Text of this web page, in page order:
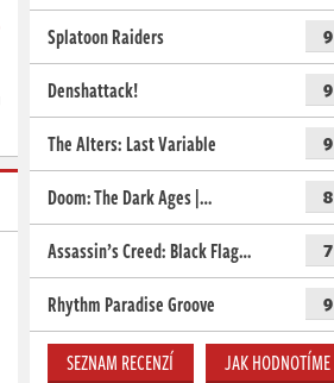
Splatoon Raiders 9
Denshattack! 9
The Alters: Last Variable 9
Doom: The Dark Ages |… 8
Assassin’s Creed: Black Flag… 7
Rhythm Paradise Groove 9
SEZNAM RECENZÍ JAK HODNOTÍME